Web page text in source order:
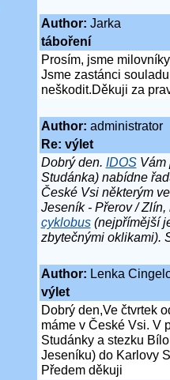
Author: Jarka
táboření
Prosím, jsme
Jsme zastánci
neškodit.Děkuji za
Author: administrator
Re: výlet
Dobrý den. IDOSVám
Studánka) nabídne
České Vsi některým
Jeseník - Přerov /
cyklobus(nejpřímější
zbytečnými oklikami).
Author: Lenka
výlet
Dobrý den,Ve čtvrtek
máme v České Vsi. V
Studánky a stezku
Jeseníku) do Karlovy
Předem děkuji